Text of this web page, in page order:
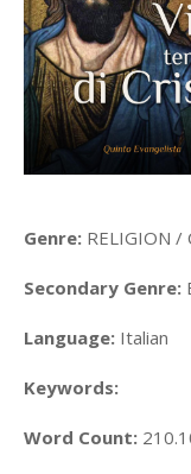
Genre: RELIGION
Secondary Genre:
Language: Italian
Keywords:
Word Count: